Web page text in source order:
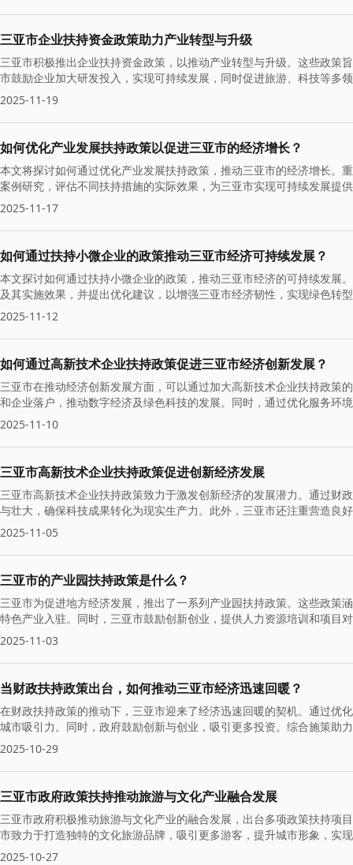
三亚市企业扶持资金政策助力产业转型与升级
三亚市积极推出企业扶持资金政策，以推动产业转型与升级。这些政策
市鼓励企业加大研发投入，实现可持续发展，同时促进旅游、科技等多
2025-11-19
如何优化产业发展扶持政策以促进三亚市的经济增长？
本文将探讨如何通过优化产业发展扶持政策，推动三亚市的经济增长。
案例研究，评估不同扶持措施的实际效果，为三亚市实现可持续发展提
2025-11-17
如何通过扶持小微企业的政策推动三亚市经济可持续发展？
本文探讨如何通过扶持小微企业的政策，推动三亚市经济的可持续发展
及其实施效果，并提出优化建议，以增强三亚市经济韧性，实现绿色转
2025-11-12
如何通过高新技术企业扶持政策促进三亚市经济创新发展？
三亚市在推动经济创新发展方面，可以通过加大高新技术企业扶持政策
和企业落户，推动数字经济及绿色科技的发展。同时，通过优化服务环
2025-11-10
三亚市高新技术企业扶持政策促进创新经济发展
三亚市高新技术企业扶持政策致力于激发创新经济的发展潜力。通过财
与壮大，确保科技成果转化为现实生产力。此外，三亚市还注重营造良
续增长。
2025-11-05
三亚市的产业园扶持政策是什么？
三亚市为促进地方经济发展，推出了一系列产业园扶持政策。这些政策
特色产业入驻。同时，三亚市鼓励创新创业，提供人力资源培训和项目
境。
2025-11-03
当财政扶持政策出台，如何推动三亚市经济迅速回暖？
在财政扶持政策的推动下，三亚市迎来了经济迅速回暖的契机。通过优
城市吸引力。同时，政府鼓励创新与创业，吸引更多投资。综合施策助
2025-10-29
三亚市政府政策扶持推动旅游与文化产业融合发展
三亚市政府积极推动旅游与文化产业的融合发展，出台多项政策扶持项
市致力于打造独特的文化旅游品牌，吸引更多游客，提升城市形象，实
2025-10-27